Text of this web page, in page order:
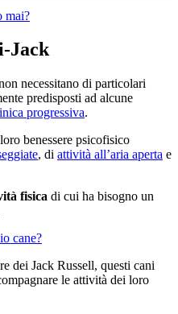
mai?
Jack
necessitano di particolari
predisposti ad alcune
progressiva.
benessere psicofisico
, di attività all’aria aperta e
fisica di cui ha bisogno un
cane?
dei Jack Russell, questi cani
le attività dei loro